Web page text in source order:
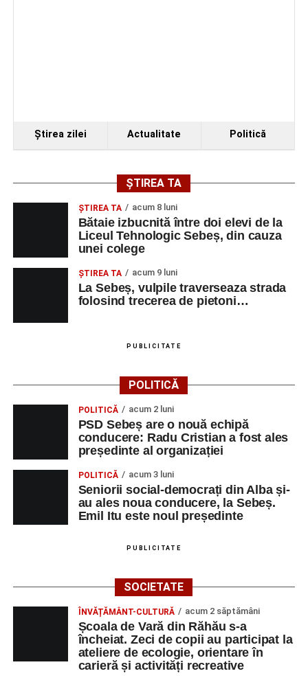
Ştirea zilei Actualitate Politică
ȘTIREA TA
ŞTIREA TA acum 8 luni
Bătaie izbucnită între doi elevi de la
Liceul Tehnologic Sebeș, din cauza
unei colege
ŞTIREA TA acum 9 luni
La Sebeș, vulpile traverseaza strada
folosind trecerea de pietoni…
PUBLICITATE
POLITICĂ
POLITICĂ acum 2 luni
PSD Sebeș are o nouă echipă
conducere: Radu Cristian a fost ales
președinte al organizației
POLITICĂ acum 3 luni
Seniorii social-democrați din Alba și-
au ales noua conducere, la Sebeș.
Emil Itu este noul președinte
PUBLICITATE
SOCIETATE
ÎNVĂȚĂMÂNT-CULTURĂ acum 2 săptămâni
Școala de Vară din Răhău s-a
încheiat. Zeci de copii au participat la
ateliere de ecologie, orientare în
carieră și activități recreative